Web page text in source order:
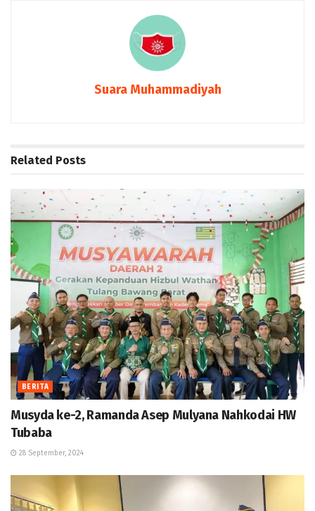
Suara Muhammadiyah
Related Posts
BERITA
Musyda ke-2, Ramanda Asep Mulyana Nahkodai HW
Tubaba
28 September, 2024